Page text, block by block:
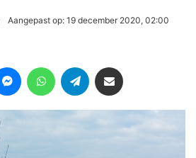
Aangepast op: 19 december 2020, 02:00